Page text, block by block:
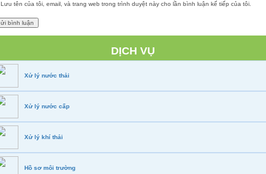
Lưu tên của tôi, email, và trang web trong trình duyệt này cho lần bình luận kế tiếp của tôi.
DỊCH VỤ
Xử lý nước thải
Xử lý nước cấp
Xử lý khí thải
Hồ sơ môi trường